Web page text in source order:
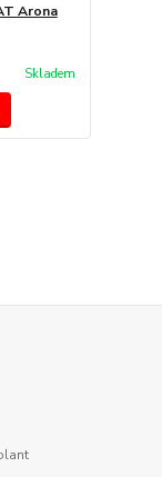
Arona
Skladem